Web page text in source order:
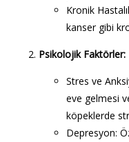
Kronik
kanser gibi
Psikolojik Faktörler:
Stres ve
eve gelmesi
köpeklerde
Depresyon: